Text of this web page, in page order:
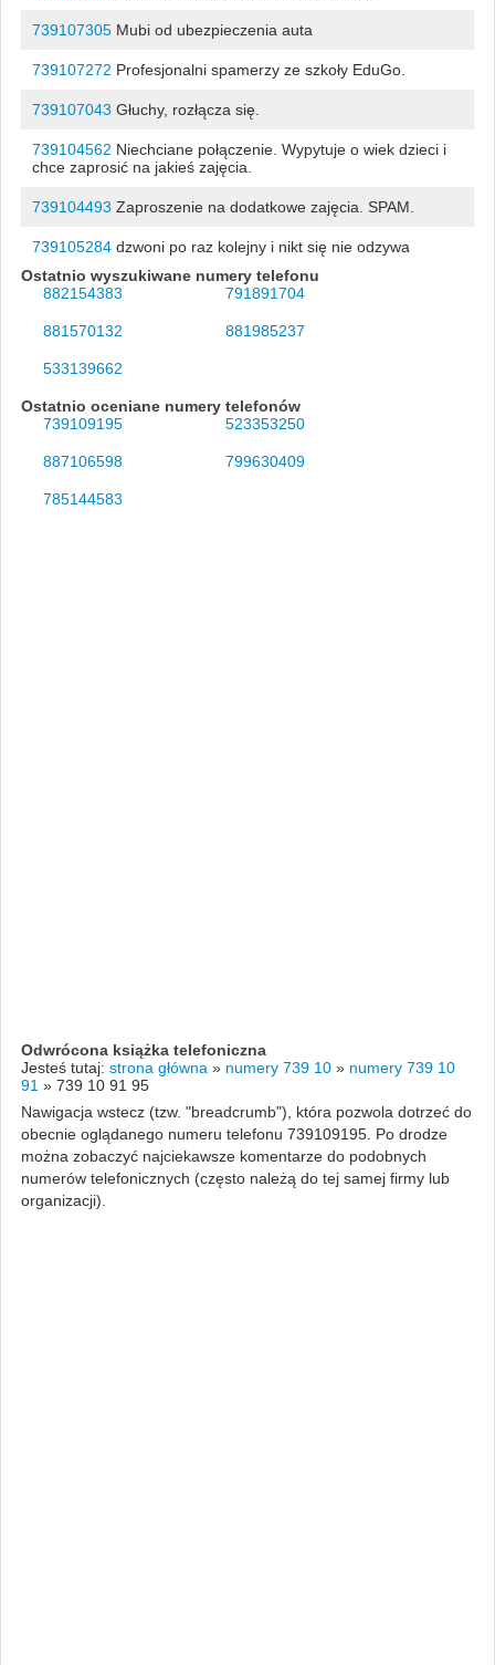
739107305Mubi od ubezpieczenia auta
739107272 Profesjonalni spamerzy ze szkoły EduGo.
739107043 Głuchy, rozłącza się.
739104562 Niechciane połączenie. Wypytuje o wiek dzieci i
chce zaprosić na jakieś zajęcia.
739104493 Zaproszenie na dodatkowe zajęcia. SPAM.
739105284dzwoni po raz kolejny i nikt się nie odzywa
Ostatnio wyszukiwane numery telefonu
882154383
791891704
881570132 881985237
533139662
Ostatnio oceniane numery telefonów
739109195
523353250
887106598 799630409
785144583
Odwrócona książka telefoniczna
Jesteś tutaj: strona główna » numery 739 10 » numery 739 10
91 » 739 10 91 95
Nawigacja wstecz (tzw. "breadcrumb"), która pozwola dotrzeć do
obecnie oglądanego numeru telefonu 739109195. Po drodze
można zobaczyć najciekawsze komentarze do podobnych
numerów telefonicznych (często należą do tej samej firmy lub
organizacji).